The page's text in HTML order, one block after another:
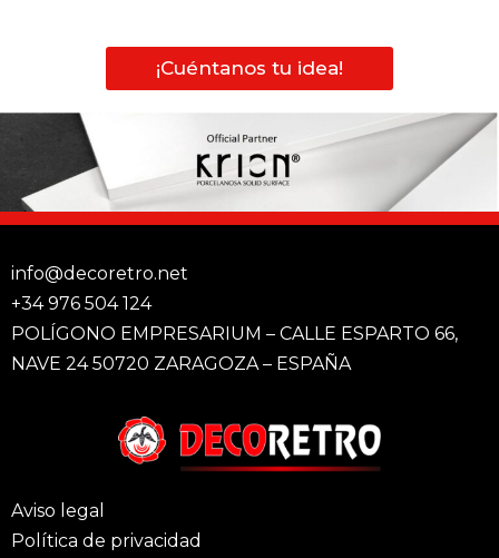
¡Cuéntanos tu idea!
info@decoretro.net
+34 976 504 124
POLÍGONO EMPRESARIUM – CALLE ESPARTO 66,
NAVE 24 50720 ZARAGOZA – ESPAÑA
Aviso legal
Política de privacidad